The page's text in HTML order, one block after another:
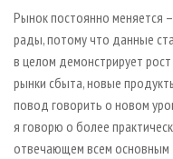
Рынок постоянно меняется
рады, потому что данные
в целом демонстрирует
рынки сбыта, новые
повод говорить о новом
я говорю о более
отвечающем всем основным